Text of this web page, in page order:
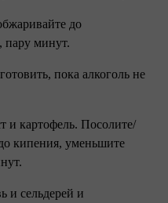
до
пару минут.
пока алкоголь не
и картофель. Посолите/
кипения, уменьшите
и сельдерей и